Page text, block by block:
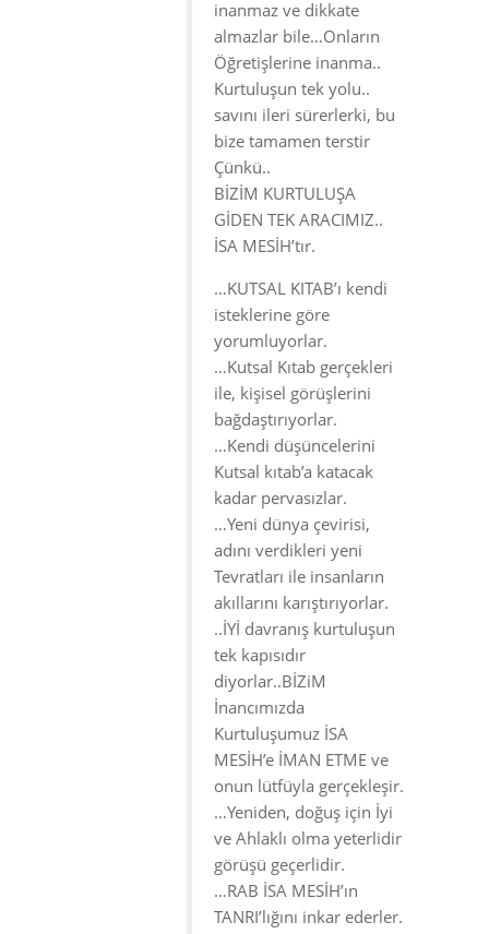
inanmaz ve dikkate
almazlar bile…Onların
Öğretişlerine inanma..
Kurtuluşun tek yolu..
savını ileri sürerlerki, bu
bize tamamen terstir
Çünkü..
BİZİM KURTULUŞA
GİDEN TEK ARACIMIZ..
İSA MESİH’tır.
…KUTSAL KITAB’ı kendi
isteklerine göre
yorumluyorlar.
…Kutsal Kıtab gerçekleri
ile, kişisel görüşlerini
bağdaştırıyorlar.
…Kendi düşüncelerini
Kutsal kıtab’a katacak
kadar pervasızlar.
…Yeni dünya çevirisi,
adını verdikleri yeni
Tevratları ile insanların
akıllarını karıştırıyorlar.
..İYİ davranış kurtuluşun
tek kapısıdır
diyorlar..BİZiM
İnancımızda
Kurtuluşumuz İSA
MESİH’e İMAN ETME ve
onun lütfüyla gerçekleşir.
…Yeniden, doğuş için İyi
ve Ahlaklı olma yeterlidir
görüşü geçerlidir.
…RAB İSA MESİH’ın
TANRI’lığını inkar ederler.